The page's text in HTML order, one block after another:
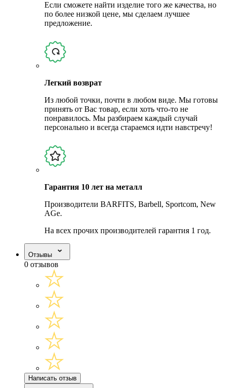
Если сможете найти изделие того же качества, но
по более низкой цене, мы сделаем лучшее
предложение.
Легкий возврат
Из любой точки, почти в любом виде. Мы готовы
принять от Вас товар, если хоть что-то не
понравилось. Мы разбираем каждый случай
персонально и всегда стараемся идти навстречу!
Гарантия 10 лет на металл
Производители BARFITS, Barbell, Sportcom, New
AGe.
На всех прочих производителей гарантия 1 год.
Отзывы
0 отзывов
Написать отзыв